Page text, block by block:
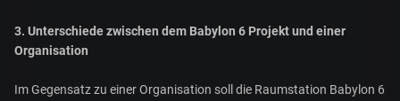
3. Unterschiede zwischen dem Babylon 6 Projekt und einer
Organisation
Im Gegensatz zu einer Organisation soll die Raumstation Babylon 6